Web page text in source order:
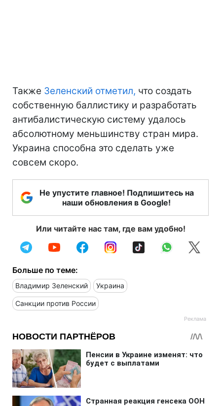
Также Зеленский отметил, что создать
собственную баллистику и разработать
антибалистическую систему удалось
абсолютному меньшинству стран мира.
Украина способна это сделать уже
совсем скоро.
Не упустите главное! Подпишитесь на
наши обновления в Google!
Или читайте нас там, где вам удобно!
Больше по теме:
Владимир Зеленский Украина
Санкции против России